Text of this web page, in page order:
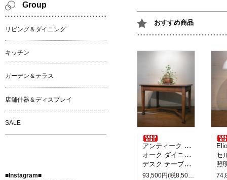
おすすめ商品
アンティーク イギリス製
オーク ダイニングテーブル
デスク テーブル 2人掛け
93,500円(税8,500円)
Elio
セル
照明
Group
リビング＆ダイニング
キッチン
ガーデン＆テラス
店舗什器＆ディスプレイ
SALE
■Instagram■